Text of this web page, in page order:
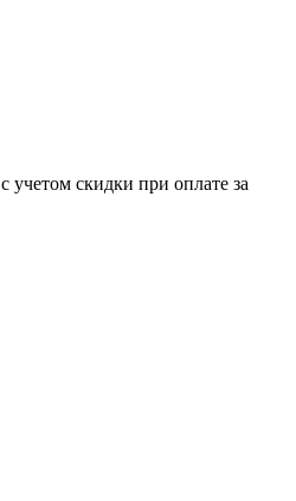
учетом скидки при оплате за